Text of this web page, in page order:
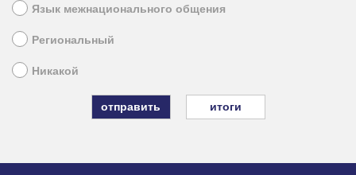
Язык межнационального общения
Региональный
Никакой
итоги